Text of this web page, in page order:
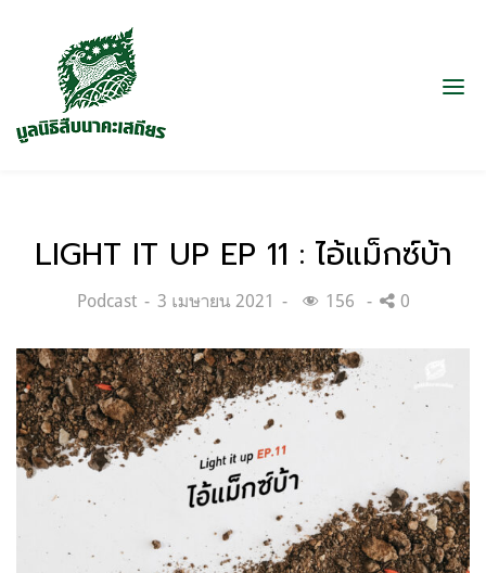
LIGHT IT UP EP 11 : ไอ้แม็กซ์บ้า
Categories:
Podcast
Posted
3 เมษายน 2021 156 0